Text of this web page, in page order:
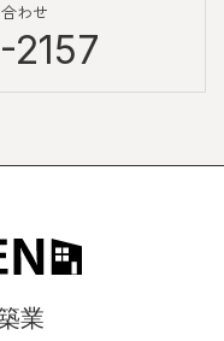
わせ